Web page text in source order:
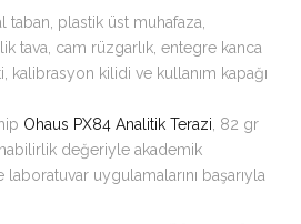
taban, plastik üst muhafaza,
tava, cam rüzgarlık, entegre kanca
kalibrasyon kilidi ve kullanım kapağı
Ohaus PX84 Analitik Terazi , 82 gr
değeriyle akademik
laboratuvar uygulamalarını başarıyla